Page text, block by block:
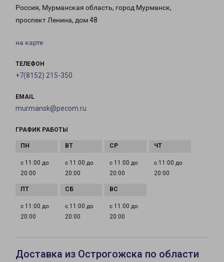
Россия, Мурманская область, город Мурманск,
проспект Ленина, дом 48
на карте
ТЕЛЕФОН
+7(8152) 215-350
EMAIL
murmansk@pecom.ru
ГРАФИК РАБОТЫ
с 11:00 до
20:00
с 11:00 до
20:00
с 11:00 до
20:00
с 11:00 до
20:00
с 11:00 до
20:00
с 11:00 до
20:00
с 11:00 до
20:00
Доставка из Острогожска по области